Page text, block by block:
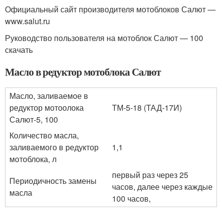
Официальный сайт производителя мотоблоков Салют —
www.salut.ru
Руководство пользователя на мотоблок Салют — 100
скачать
Масло в редуктор мотоблока Салют
Масло, заливаемое в
редуктор мотоолока
Салют-5, 100
ТМ-5-18 (ТАД-17И)
Количество масла,
заливаемого в редук­тор
мотоблока, л
1,1
Периодичность замены
масла
первый раз через 25
часов, далее через каждые
100 часов,